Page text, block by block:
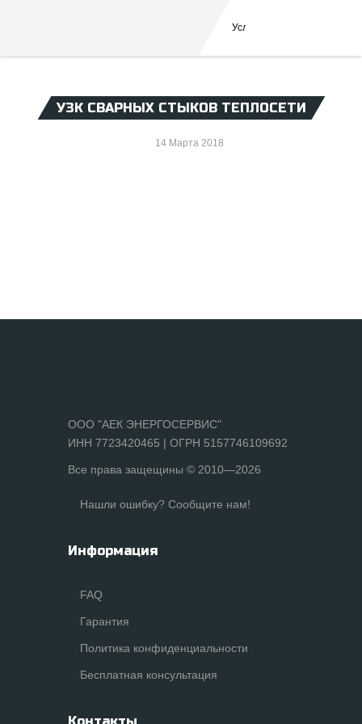
Услуги
УЗК СВАРНЫХ СТЫКОВ ТЕПЛОСЕТИ
14 Марта 2018
ООО "АЕК ЭНЕРГОСЕРВИС"
ИНН 7723420465 | ОГРН 5157746109692
Все права защещины © 2010—2026
Нашли ошибку? Сообщите нам!
Информация
FAQ
Гарантия
Политика конфиденциальности
Бесплатная консультация